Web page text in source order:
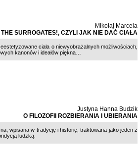
Mikołaj Marcela
THE SURROGATES!, CZYLI JAK NIE DAĆ CIAŁA
ciała o niewyobrażalnych możliwościach,
kanonów i ideałów piękna…
Justyna Hanna Budzik
O FILOZOFII ROZBIERANIA I UBIERANIA
wpisana w tradycję i historię, traktowana jako jeden z
ludzką.